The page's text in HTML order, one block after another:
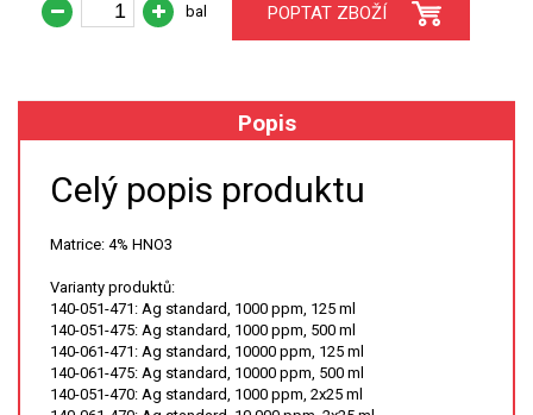
VZORKOVNICE XRF
TAVENÍ
STANDARDNÍ ROZTOKY A RM
UV-VIS FLUO
DETEKTORY HPLC
VÝBOJKY PRO UV/VIS
bal POPTAT ZBOŽÍ
Popis
Celý popis produktu
Matrice: 4% HNO3
Varianty produktů:
140-051-471: Ag standard, 1000 ppm, 125 ml
140-051-475: Ag standard, 1000 ppm, 500 ml
140-061-471: Ag standard, 10000 ppm, 125 ml
140-061-475: Ag standard, 10000 ppm, 500 ml
140-051-470: Ag standard, 1000 ppm, 2x25 ml